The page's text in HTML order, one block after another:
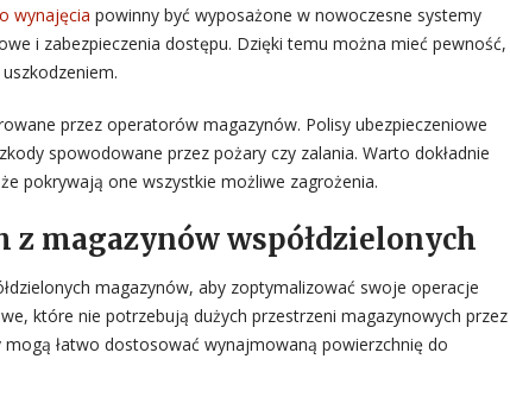
wynajęcia powinny być wyposażone w nowoczesne systemy
i zabezpieczenia dostępu. Dzięki temu można mieć pewność,
przez operatorów magazynów. Polisy ubezpieczeniowe
spowodowane przez pożary czy zalania. Warto dokładnie
pokrywają one wszystkie możliwe zagrożenia.
magazynów współdzielonych
magazynów, aby zoptymalizować swoje operacje
które nie potrzebują dużych przestrzeni magazynowych przez
łatwo dostosować wynajmowaną powierzchnię do